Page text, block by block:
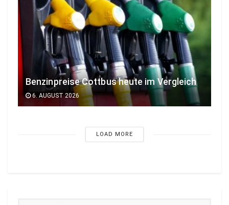
Benzinpreise Cottbus heute im Vergleich
6. AUGUST 2026
LOAD MORE